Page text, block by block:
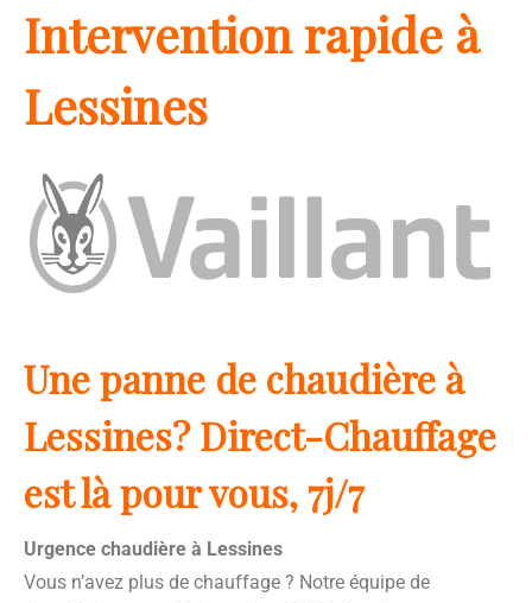
Intervention rapide à
Lessines
Une panne de chaudière à
Lessines? Direct-Chauffage
est là pour vous, 7j/7
Urgence chaudière à Lessines
Vous n’avez plus de chauffage ? Notre équipe de